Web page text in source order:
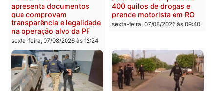
sexta-feira, 07/08/2026 às 18:49
Polícia
2 MILHÕES – Unnesa
Polícia
Polícia Federal apreende